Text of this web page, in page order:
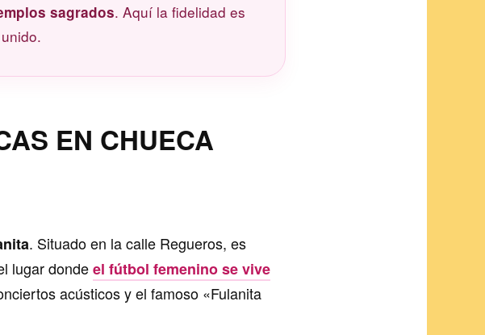
sagrados. Aquí la fidelidad es
EN CHUECA
. Situado en la calle Regueros, es
lugar dondeel fútbol femenino se vive
acústicos y el famoso «Fulanita